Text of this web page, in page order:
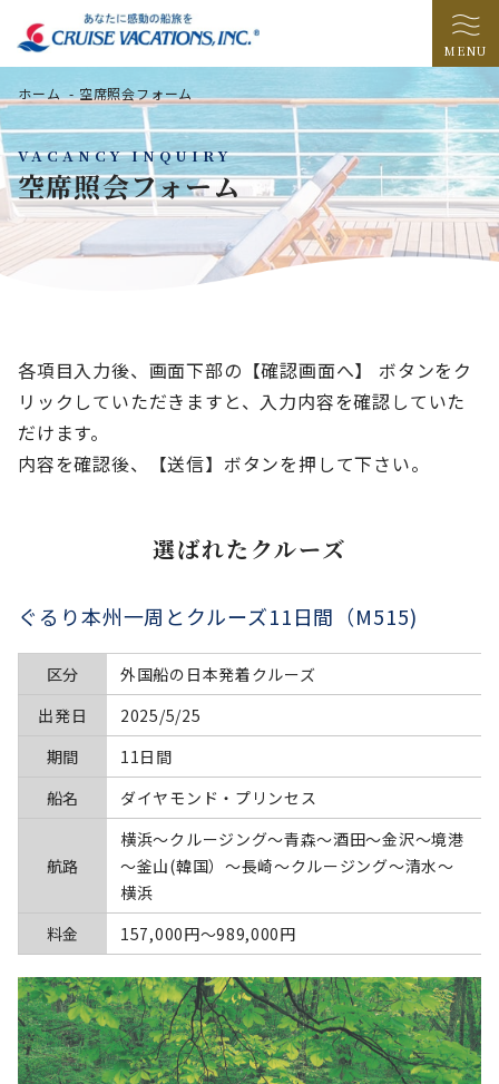
MENU
VACANCY INQUIRY
空席照会フォーム
ホーム - 空席照会フォーム
各項目入力後、画面下部の【確認画面へ】 ボタンをク
リックしていただきますと、入力内容を確認していた
だけます。
内容を確認後、【送信】ボタンを押して下さい。
選ばれたクルーズ
ぐるり本州一周とクルーズ11日間（M515)
区分
外国船の日本発着クルーズ
出発日
2025/5/25
期間
11日間
船名
ダイヤモンド・プリンセス
航路
横浜～クルージング～青森～酒田～金沢～境港
～釜山(韓国）～長崎～クルージング～清水～
横浜
料金
157,000円〜989,000円